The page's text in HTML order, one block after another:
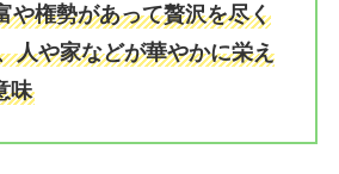
や権勢があって贅沢を尽く
人や家などが華やかに栄え
味